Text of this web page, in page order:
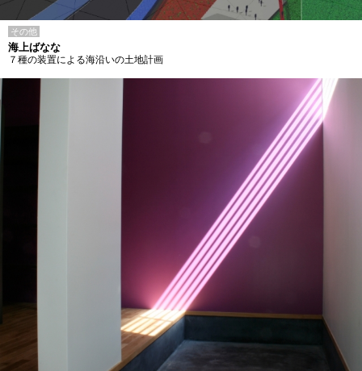
その他
海上ばなな
７種の装置による海沿いの土地計画